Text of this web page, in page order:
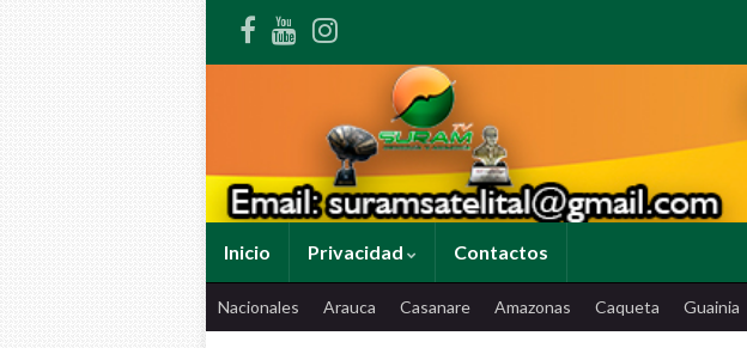
Inicio Privacidad Contactos
Nacionales Arauca Casanare Amazonas Caqueta Guainia